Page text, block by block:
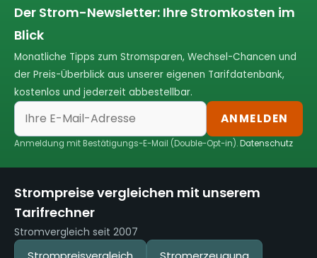
Der Strom-Newsletter: Ihre Stromkosten im
Blick
Monatliche Tipps zum Stromsparen, Wechsel-Chancen und
der Preis-Überblick aus unserer eigenen Tarifdatenbank,
kostenlos und jederzeit abbestellbar.
ANMELDEN
Anmeldung mit Bestätigungs-E-Mail (Double-Opt-in).Datenschutz
Strompreise vergleichen mit unserem
Tarifrechner
Stromvergleich seit 2007